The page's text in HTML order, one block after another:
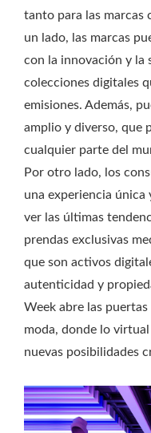
tanto para las marcas
un lado, las marcas
con la innovación y la
colecciones digitales
emisiones. Además,
amplio y diverso, que
cualquier parte del
Por otro lado, los
una experiencia única
ver las últimas
prendas exclusivas
que son activos
autenticidad y
Week abre las
moda, donde lo
nuevas posibilidades